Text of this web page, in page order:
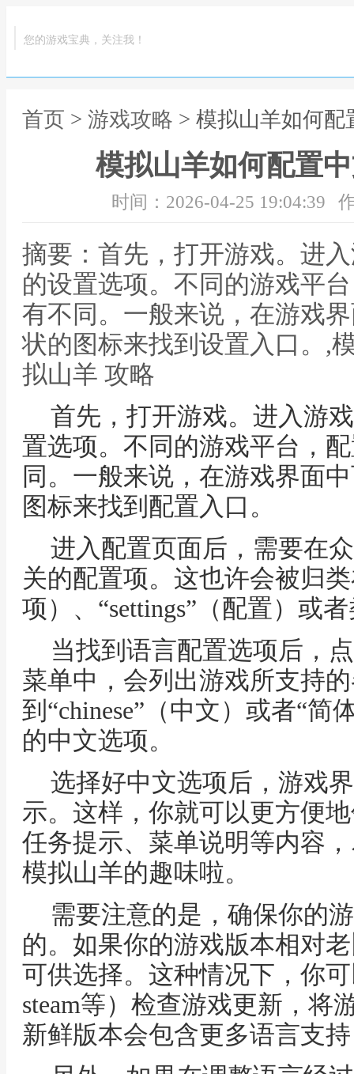
您的游戏宝典，关注我！
首页 > 游戏攻略 > 模拟山羊如何
模拟山羊如何配置
时间：2026-04-25 19:04:39
摘要：首先，打开游戏。进
的设置选项。不同的游戏平
有不同。一般来说，在游戏
状的图标来找到设置入口。,
拟山羊 攻略
首先，打开游戏。进入游
置选项。不同的游戏平台，
同。一般来说，在游戏界面
图标来找到配置入口。
进入配置页面后，需要在
关的配置项。这也许会被归类
项）、“settings”（配置）或
当找到语言配置选项后，
菜单中，会列出游戏所支持
到“chinese”（中文）或者“简
的中文选项。
选择好中文选项后，游戏
示。这样，你就可以更方便
任务提示、菜单说明等内容
模拟山羊的趣味啦。
需要注意的是，确保你的
的。如果你的游戏版本相对
可供选择。这种情况下，你
steam等）检查游戏更新，将
新鲜版本会包含更多语言支